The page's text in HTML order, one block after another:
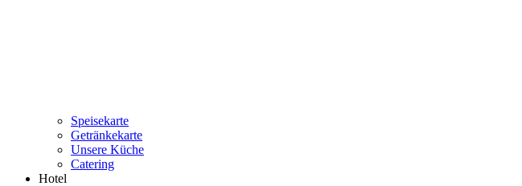
Speisekarte
Getränkekarte
Unsere Küche
Catering
Hotel